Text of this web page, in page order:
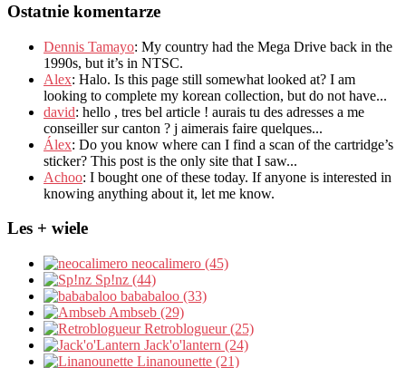
Ostatnie komentarze
Dennis Tamayo: My country had the Mega Drive back in the
1990s, but it’s in NTSC.
Alex: Halo. Is this page still somewhat looked at? I am
looking to complete my korean collection, but do not have...
david: hello , tres bel article ! aurais tu des adresses a me
conseiller sur canton ? j aimerais faire quelques...
Álex: Do you know where can I find a scan of the cartridge’s
sticker? This post is the only site that I saw...
Achoo: I bought one of these today. If anyone is interested in
knowing anything about it, let me know.
Les + wiele
neocalimero (45)
Sp!nz (44)
bababaloo (33)
Ambseb (29)
Retroblogueur (25)
Jack'o'lantern (24)
Linanounette (21)